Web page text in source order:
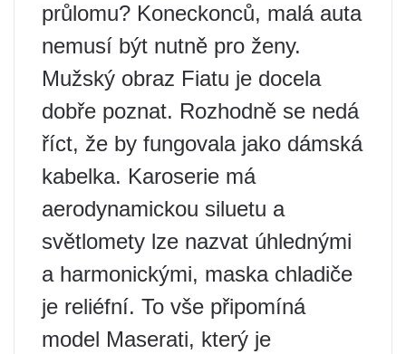
průlomu? Koneckonců, malá auta
nemusí být nutně pro ženy.
Mužský obraz Fiatu je docela
dobře poznat. Rozhodně se nedá
říct, že by fungovala jako dámská
kabelka. Karoserie má
aerodynamickou siluetu a
světlomety lze nazvat úhlednými
a harmonickými, maska ​​chladiče
je reliéfní. To vše připomíná
model Maserati, který je